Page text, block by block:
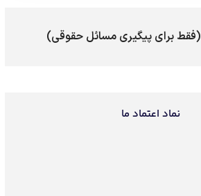
(فقط برای پیگیری مسائل حقوقی)
نماد اعتماد ما